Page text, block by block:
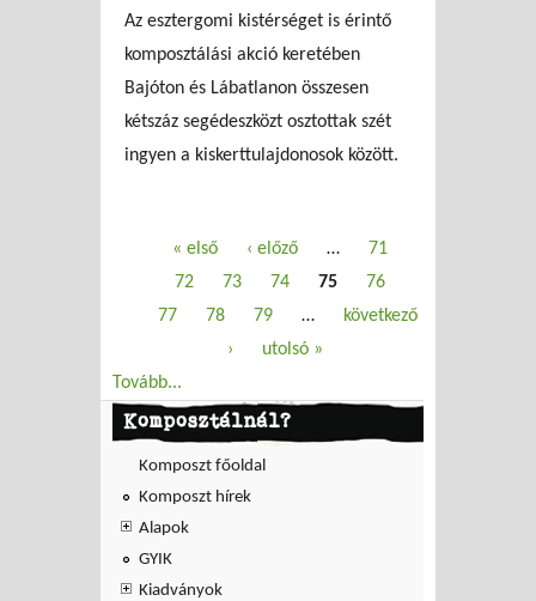
Az esztergomi kistérséget is érintő
komposztálási akció keretében
Bajóton és Lábatlanon összesen
kétszáz segédeszközt osztottak szét
ingyen a kiskerttulajdonosok között.
Oldalak« első ‹ előző …
71
72
73 74 75
76
77
78 79 …
következő
›
utolsó »
Tovább...
Komposztálnál?
Komposzt főoldal
Komposzt hírek
Alapok
GYIK
Kiadványok